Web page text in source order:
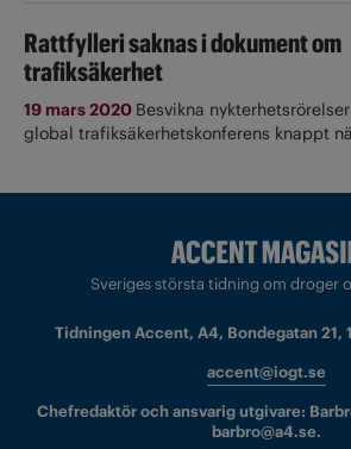
Rattfylleri saknas i dokument om
trafiksäkerhet
19 mars 2020 Besvikna
global trafiksäkerhetskonferens knappt
Sveriges största tidning om droger
Tidningen Accent, A4, Bondegatan 21,
accent@iogt.se
Chefredaktör och ansvarig utgivare:
barbro@a4.se.